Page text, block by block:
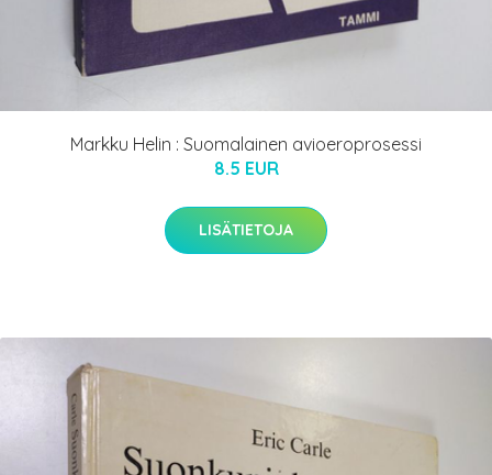
Markku Helin : Suomalainen avioeroprosessi
8.5 EUR
LISÄTIETOJA